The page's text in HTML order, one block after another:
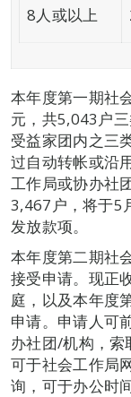
8人或以上
本年度第一期社
元，共5,043户
受益家团内之三
过自动转帐或沿
工作局或协办社
3,467户，将于5
发放款项。
本年度第二期社
接受申请。现正
庭，以及本年度
申请。申请人可
办社团/机构，索
可于社会工作局
询，可于办公时